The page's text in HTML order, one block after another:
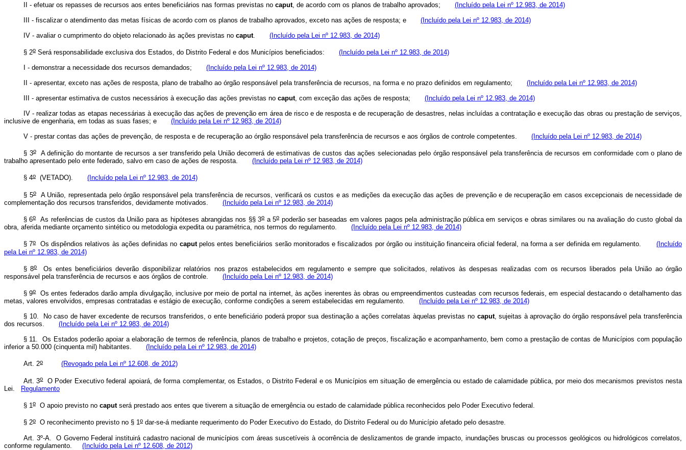
II - efetuar os repasses de recursos aos entes beneficiários nas formas previstas no caput, de acordo com os planos de trabalho aprovados; (Incluído pela Lei nº 12.983, de 2014)
III - fiscalizar o atendimento das metas físicas de acordo com os planos de trabalho aprovados, exceto nas ações de resposta; e (Incluído pela Lei nº 12.983, de 2014)
IV - avaliar o cumprimento do objeto relacionado às ações previstas no caput. (Incluído pela Lei nº 12.983, de 2014)
§ 2o Será responsabilidade exclusiva dos Estados, do Distrito Federal e dos Municípios beneficiados: (Incluído pela Lei nº 12.983, de 2014)
I - demonstrar a necessidade dos recursos demandados; (Incluído pela Lei nº 12.983, de 2014)
II - apresentar, exceto nas ações de resposta, plano de trabalho ao órgão responsável pela transferência de recursos, na forma e no prazo definidos em regulamento; (Incluído pela Lei nº 12.983, de 2014)
III - apresentar estimativa de custos necessários à execução das ações previstas no caput, com exceção das ações de resposta; (Incluído pela Lei nº 12.983, de 2014)
IV - realizar todas as etapas necessárias à execução das ações de prevenção em área de risco e de resposta e de recuperação de desastres, nelas incluídas a contratação e execução das obras ou prestação de serviços,
inclusive de engenharia, em todas as suas fases; e (Incluído pela Lei nº 12.983, de 2014)
V - prestar contas das ações de prevenção, de resposta e de recuperação ao órgão responsável pela transferência de recursos e aos órgãos de controle competentes. (Incluído pela Lei nº 12.983, de 2014)
§ 3oA definição do montante de recursos a ser transferido pela União decorrerá de estimativas de custos das ações selecionadas pelo órgão responsável pela transferência de recursos em conformidade com o plano de
trabalho apresentado pelo ente federado, salvo em caso de ações de resposta. (Incluído pela Lei nº 12.983, de 2014)
§ 4o (VETADO). (Incluído pela Lei nº 12.983, de 2014)
§ 5oA União, representada pelo órgão responsável pela transferência de recursos, verificará os custos e as medições da execução das ações de prevenção e de recuperação em casos excepcionais de necessidade de
complementação dos recursos transferidos, devidamente motivados. (Incluído pela Lei nº 12.983, de 2014)
§ 6oAs referências de custos da União para as hipóteses abrangidas nos §§ 3oa 5opoderão ser baseadas em valores pagos pela administração pública em serviços e obras similares ou na avaliação do custo global da
obra, aferida mediante orçamento sintético ou metodologia expedita ou paramétrica, nos termos do regulamento. (Incluído pela Lei nº 12.983, de 2014)
§ 7oOs dispêndios relativos às ações definidas no caputpelos entes beneficiários serão monitorados e fiscalizados por órgão ou instituição financeira oficial federal, na forma a ser definida em regulamento.(Incluído
pela Lei nº 12.983, de 2014)
§ 8oOs entes beneficiários deverão disponibilizar relatórios nos prazos estabelecidos em regulamento e sempre que solicitados, relativos às despesas realizadas com os recursos liberados pela União ao órgão
responsável pela transferência de recursos e aos órgãos de controle. (Incluído pela Lei nº 12.983, de 2014)
§ 9oOs entes federados darão ampla divulgação, inclusive por meio de portal na internet, às ações inerentes às obras ou empreendimentos custeadas com recursos federais, em especial destacando o detalhamento das
metas, valores envolvidos, empresas contratadas e estágio de execução, conforme condições a serem estabelecidas em regulamento. (Incluído pela Lei nº 12.983, de 2014)
§ 10. No caso de haver excedente de recursos transferidos, o ente beneficiário poderá propor sua destinação a ações correlatas àquelas previstas no caput, sujeitas à aprovação do órgão responsável pela transferência
dos recursos. (Incluído pela Lei nº 12.983, de 2014)
§ 11. Os Estados poderão apoiar a elaboração de termos de referência, planos de trabalho e projetos, cotação de preços, fiscalização e acompanhamento, bem como a prestação de contas de Municípios com população
inferior a 50.000 (cinquenta mil) habitantes. (Incluído pela Lei nº 12.983, de 2014)
Art. 2o (Revogado pela Lei nº 12.608, de 2012)
Art. 3oO Poder Executivo federal apoiará, de forma complementar, os Estados, o Distrito Federal e os Municípios em situação de emergência ou estado de calamidade pública, por meio dos mecanismos previstos nesta
Lei.
Regulamento
§ 1o O apoio previsto no caputserá prestado aos entes que tiverem a situação de emergência ou estado de calamidade pública reconhecidos pelo Poder Executivo federal.
§ 2o O reconhecimento previsto no § 1o dar-se-á mediante requerimento do Poder Executivo do Estado, do Distrito Federal ou do Município afetado pelo desastre.
Art. 3º-A. O Governo Federal instituirá cadastro nacional de municípios com áreas suscetíveis à ocorrência de deslizamentos de grande impacto, inundações bruscas ou processos geológicos ou hidrológicos correlatos,
conforme regulamento.
(Incluído pela Lei nº 12.608, de 2012)